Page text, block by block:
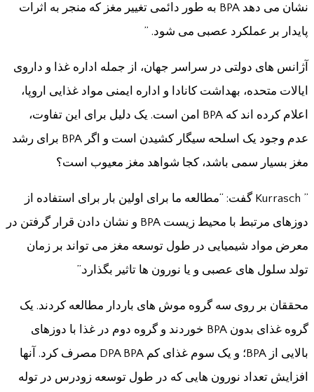
نشان می دهد BPA به طور دائمی تغییر مغز که منجر به اثرات
پایدار بر عملکرد عصبی می شود. ”
آژانس های دولتی در سراسر جهان، از جمله اداره غذا و داروی
ایالات متحده، بهداشت کانادا و اداره ایمنی مواد غذایی اروپا،
اعلام کرده اند که BPA امن است. یک دلیل برای این تفاوت،
عدم وجود یک اسلحه سیگار کشیدن است و اگر BPA برای رشد
مغز بسیار سمی باشد، کجا شواهد مغز معیوب است؟
” Kurrasch گفت: “مطالعه ما برای اولین بار برای استفاده از
دوزهای مرتبط با محیط زیست BPA و نشان دادن قرار گرفتن در
معرض مواد شیمیایی در طول توسعه مغز می تواند بر زمان
تولد سلول های عصبی و یا نورون ها تاثیر بگذارد.”
محققان بر روی سه گروه موش های باردار مطالعه کردند. یک
گروه غذای بدون BPA خوردند و گروه دوم در غذا با دوزهای
بالایی از BPA؛ و یک سوم غذای کم DPA BPA مصرف کرد. آنها
افزایش تعداد نورون هایی که در طول توسعه زودرس در توله